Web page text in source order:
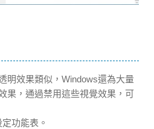
明效果類似，Windows還為大量
果，通過禁用這些視覺效果，可
功能表。